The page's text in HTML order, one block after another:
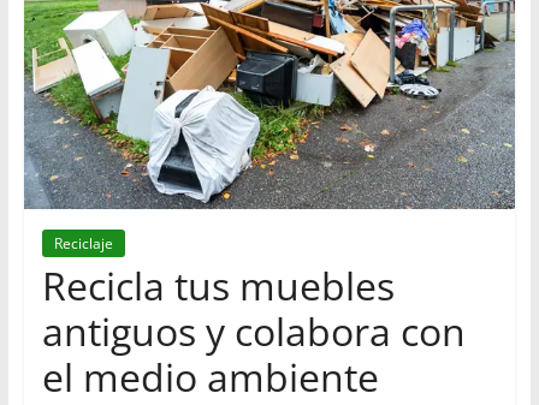
en
Barcelona
Reciclaje
Recicla tus muebles
antiguos y colabora con
el medio ambiente